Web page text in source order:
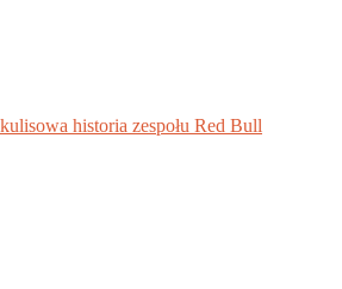
historia zespołu Red Bull